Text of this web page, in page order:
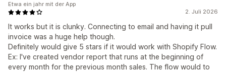
2. Juli 2026
It works but it is clunky. Connecting to email and having it pull
invoice was a huge help though.
Definitely would give 5 stars if it would work with Shopify Flow.
Ex: I've created vendor report that runs at the beginning of
every month for the previous month sales. The flow would to
Etwa ein jahr mit der App